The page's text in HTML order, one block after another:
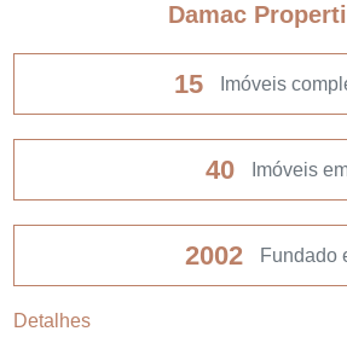
Damac
15 Imóveis
40 Imóveis
2002 Fundado
Detalhes